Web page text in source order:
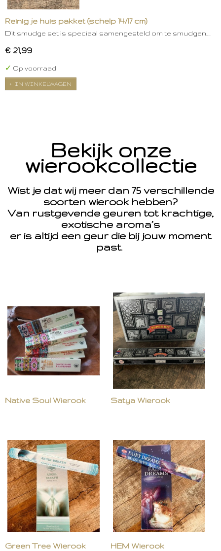
Reinig je huis pakket (schelp 14/17 cm)
Dit smudge set is speciaal samengesteld om te smudgen.…
€ 21,99
✓ Op voorraad
IN WINKELWAGEN
Bekijk onze
wierookcollectie
Wist je dat wij meer dan 75 verschillende
soorten wierook hebben?
Van rustgevende geuren tot krachtige,
exotische aroma’s
er is altijd een geur die bij jouw moment
past.
Native Soul Wierook Satya Wierook
Green Tree Wierook HEM Wierook